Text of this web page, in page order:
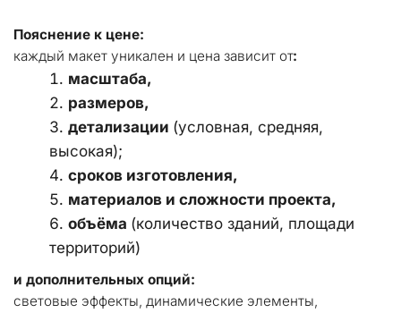
Пояснение к цене:
каждый макет уникален и цена зависит от:
масштаба,
размеров,
детализации (условная, средняя,
высокая);
сроков изготовления,
материалов и сложности проекта,
объёма (количество зданий, площади
территорий)
и дополнительных опций:
световые эффекты, динамические элементы,